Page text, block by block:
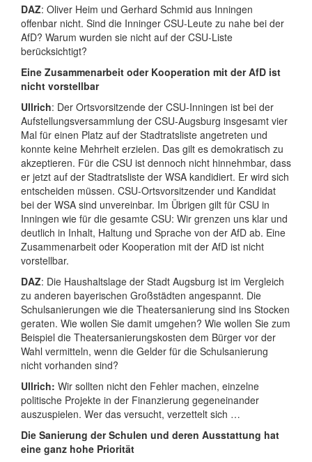
DAZ: Oliver Heim und Gerhard Schmid aus Inningen
offenbar nicht. Sind die Inninger CSU-Leute zu nahe bei der
AfD? Warum wurden sie nicht auf der CSU-Liste
berücksichtigt?
Eine Zusammenarbeit oder Kooperation mit der AfD ist
nicht vorstellbar
Ullrich: Der Ortsvorsitzende der CSU-Inningen ist bei der
Aufstellungsversammlung der CSU-Augsburg insgesamt vier
Mal für einen Platz auf der Stadtratsliste angetreten und
konnte keine Mehrheit erzielen. Das gilt es demokratisch zu
akzeptieren. Für die CSU ist dennoch nicht hinnehmbar, dass
er jetzt auf der Stadtratsliste der WSA kandidiert. Er wird sich
entscheiden müssen. CSU-Ortsvorsitzender und Kandidat
bei der WSA sind unvereinbar. Im Übrigen gilt für CSU in
Inningen wie für die gesamte CSU: Wir grenzen uns klar und
deutlich in Inhalt, Haltung und Sprache von der AfD ab. Eine
Zusammenarbeit oder Kooperation mit der AfD ist nicht
vorstellbar.
DAZ: Die Haushaltslage der Stadt Augsburg ist im Vergleich
zu anderen bayerischen Großstädten angespannt. Die
Schulsanierungen wie die Theatersanierung sind ins Stocken
geraten. Wie wollen Sie damit umgehen? Wie wollen Sie zum
Beispiel die Theatersanierungskosten dem Bürger vor der
Wahl vermitteln, wenn die Gelder für die Schulsanierung
nicht vorhanden sind?
Ullrich: Wir sollten nicht den Fehler machen, einzelne
politische Projekte in der Finanzierung gegeneinander
auszuspielen. Wer das versucht, verzettelt sich …
Die Sanierung der Schulen und deren Ausstattung hat
eine ganz hohe Priorität